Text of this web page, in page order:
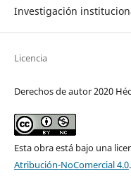
Investigación
Licencia
Derechos de autor 2020
Esta obra está bajo una
Atribución-NoComercial 4.0.